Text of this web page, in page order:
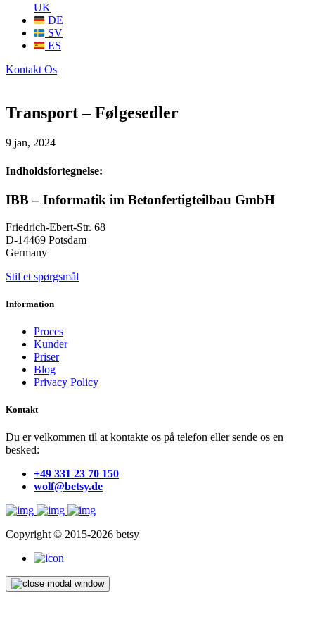
UK
DE
SV
ES
Kontakt Os
Transport – Følgesedler
9 jan, 2024
Indholdsfortegnelse:
IBB – Informatik im Betonfertigteilbau GmbH
Friedrich-Ebert-Str. 68
D-14469 Potsdam
Germany
Stil et spørgsmål
Information
Proces
Kunder
Priser
Blog
Privacy Policy
Kontakt
Du er velkommen til at kontakte os på telefon eller sende os en
besked:
+49 331 23 70 150
wolf@betsy.de
Copyright © 2015-2026 betsy